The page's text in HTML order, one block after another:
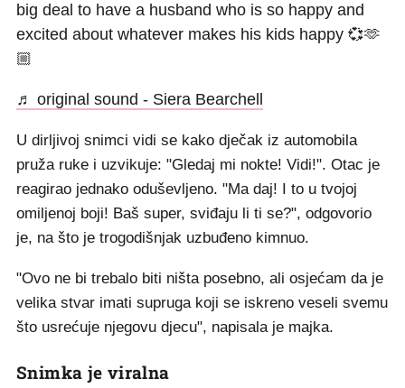
big deal to have a husband who is so happy and
excited about whatever makes his kids happy 💞🫶
🏼
♬ original sound - Siera Bearchell
U dirljivoj snimci vidi se kako dječak iz automobila
pruža ruke i uzvikuje: "Gledaj mi nokte! Vidi!". Otac je
reagirao jednako oduševljeno. "Ma daj! I to u tvojoj
omiljenoj boji! Baš super, sviđaju li ti se?", odgovorio
je, na što je trogodišnjak uzbuđeno kimnuo.
"Ovo ne bi trebalo biti ništa posebno, ali osjećam da je
velika stvar imati supruga koji se iskreno veseli svemu
što usrećuje njegovu djecu", napisala je majka.
Snimka je viralna